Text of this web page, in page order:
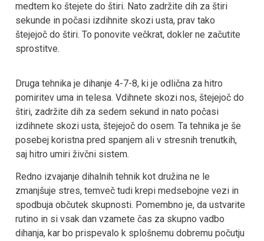
medtem ko štejete do štiri. Nato zadržite dih za štiri
sekunde in počasi izdihnite skozi usta, prav tako
štejejoč do štiri. To ponovite večkrat, dokler ne začutite
sprostitve.
Druga tehnika je dihanje 4-7-8, ki je odlična za hitro
pomiritev uma in telesa. Vdihnete skozi nos, štejejoč do
štiri, zadržite dih za sedem sekund in nato počasi
izdihnete skozi usta, štejejoč do osem. Ta tehnika je še
posebej koristna pred spanjem ali v stresnih trenutkih,
saj hitro umiri živčni sistem.
Redno izvajanje dihalnih tehnik kot družina ne le
zmanjšuje stres, temveč tudi krepi medsebojne vezi in
spodbuja občutek skupnosti. Pomembno je, da ustvarite
rutino in si vsak dan vzamete čas za skupno vadbo
dihanja, kar bo prispevalo k splošnemu dobremu počutju